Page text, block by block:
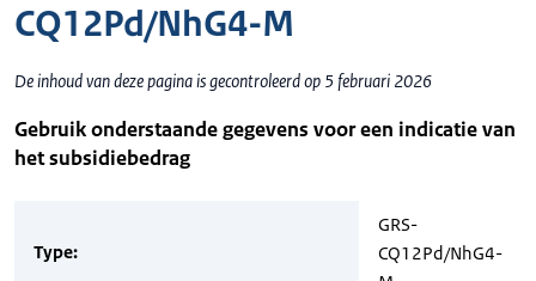
CQ12Pd/NhG4-M
De inhoud van deze pagina is gecontroleerd op 5 februari 2026
Gebruik onderstaande gegevens voor een indicatie van
het subsidiebedrag
Type:
GRS-
CQ12Pd/NhG4-